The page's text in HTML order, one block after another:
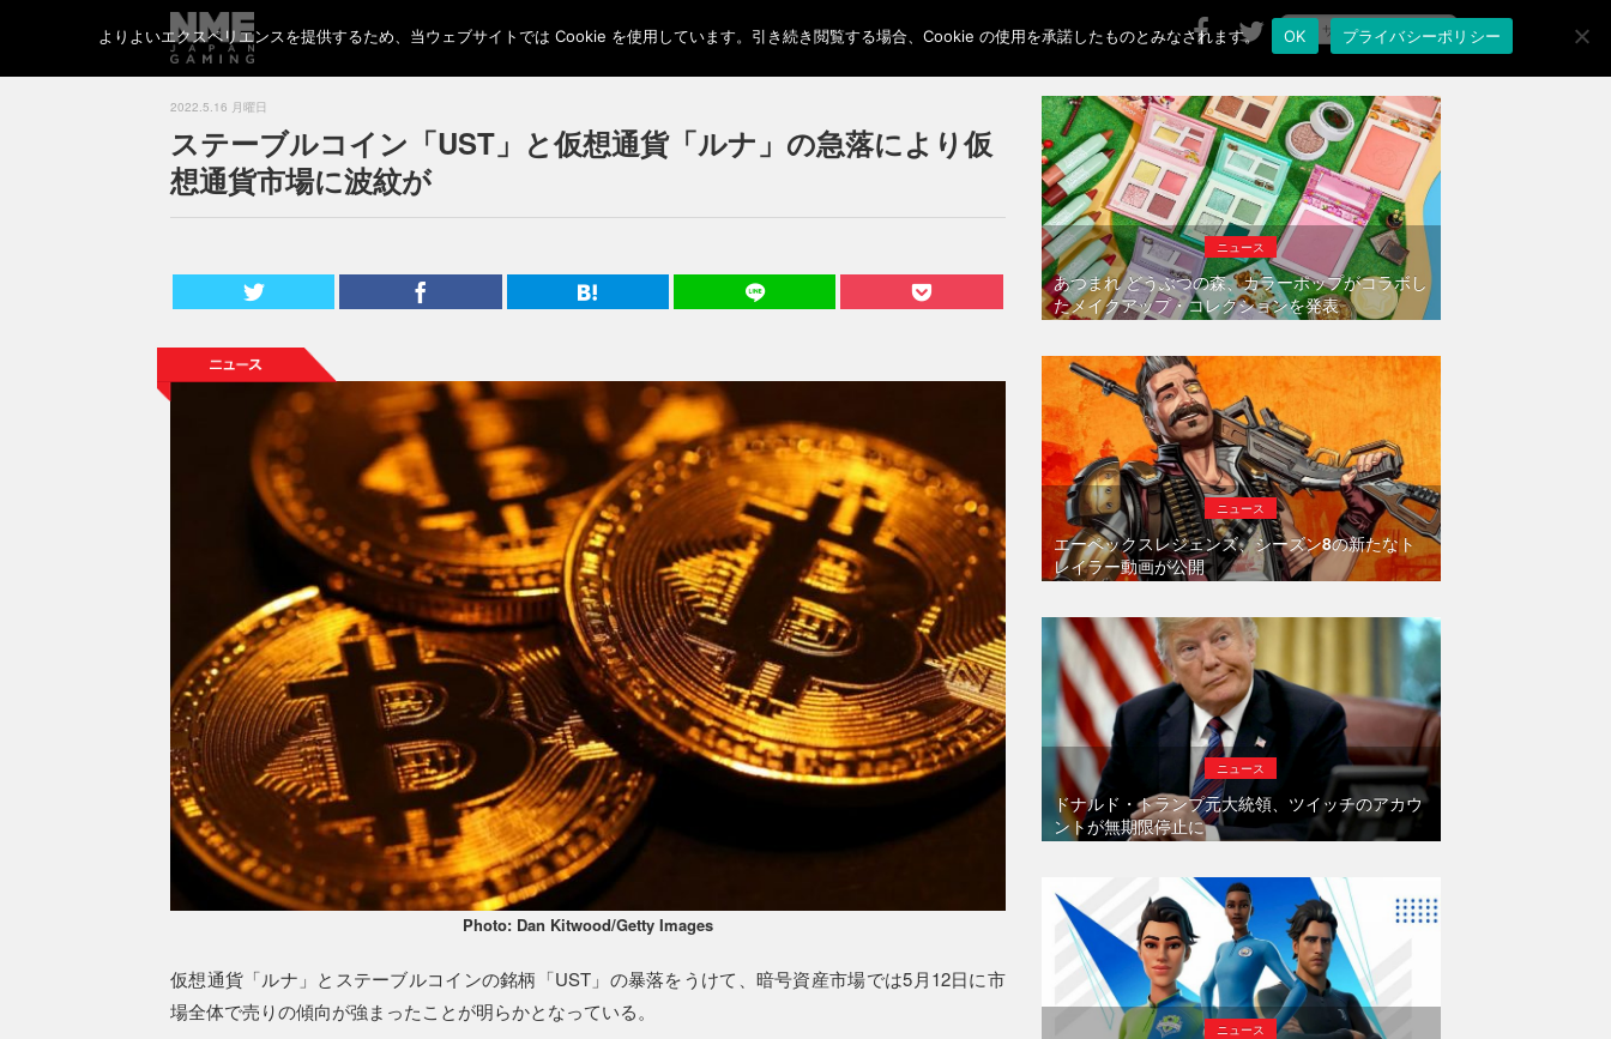
2022.5.16 月曜日
ステーブルコイン「UST」と仮想通貨「ルナ」の急落により仮
想通貨市場に波紋が
Photo: Dan Kitwood/Getty Images
仮想通貨「ルナ」とステーブルコインの銘柄「UST」の暴落をうけて、暗号資産市場では5月12日に市
場全体で売りの傾向が強まったことが明らかとなっている。
ニュース
あつまれ どうぶつの森、カラーポップがコラボし
たメイクアップ・コレクションを発表
ニュース
エーペックスレジェンズ、シーズン8の新たなト
レイラー動画が公開
ニュース
ドナルド・トランプ元大統領、ツイッチのアカウ
ントが無期限停止に
ニュース
よりよいエクスペリエンスを提供するため、当ウェブサイトでは Cookie を使用しています。引き続き閲覧する場合、Cookie の使用を承諾したものとみなされます。 OK プライバシーポリシー